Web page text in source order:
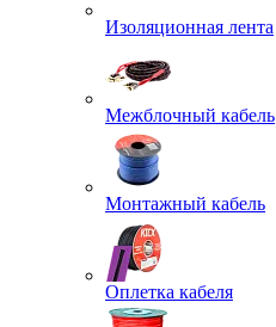
Изоляционная лента
Межблочный кабель
Монтажный кабель
Оплетка кабеля